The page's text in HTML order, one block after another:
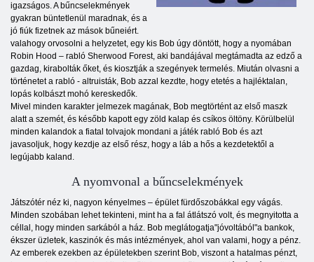
igazságos. A bűncselekmények
gyakran büntetlenül maradnak, és a
jó fiúk fizetnek az mások bűneiért.
valahogy orvosolni a helyzetet, egy kis Bob úgy döntött, hogy a nyomában
Robin Hood – rabló Sherwood Forest, aki bandájával megtámadta az edző a
gazdag, kirabolták őket, és kiosztják a szegények termelés. Miután olvasni a
történetet a rabló - altruisták, Bob azzal kezdte, hogy etetés a hajléktalan,
lopás kolbászt mohó kereskedők.
Mivel minden karakter jelmezek magának, Bob megtörtént az első maszk
alatt a szemét, és később kapott egy zöld kalap és csíkos öltöny. Körülbelül
minden kalandok a fiatal tolvajok mondani a játék rabló Bob és azt
javasoljuk, hogy kezdje az első rész, hogy a láb a hős a kezdetektől a
legújabb kaland.
A nyomvonal a bűncselekmények
Játszótér néz ki, nagyon kényelmes – épület fürdőszobákkal egy vágás.
Minden szobában lehet tekinteni, mint ha a fal átlátszó volt, és megnyitotta a
céllal, hogy minden sarkából a ház. Bob meglátogatja"jóvoltából"a bankok,
ékszer üzletek, kaszinók és más intézmények, ahol van valami, hogy a pénz.
Az emberek ezekben az épületekben szerint Bob, viszont a hatalmas pénzt,